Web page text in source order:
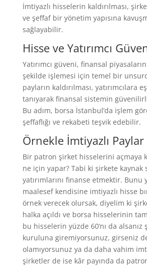
İmtiyazlı hisselerin kaldırılması,
ve şeffaf bir yönetim yapısına
sağlayabilir.
Hisse ve Yatırımcı
Yatırımcı güveni, finansal
şekilde işlemesi için temel bir
payların kaldırılması, yatırımcılara
tanıyarak finansal sistemin
Bu adım, borsa İstanbul’da işlem
şeffaflığı ve rekabeti teşvik edebilir.
Örnekle İmtiyazlı Paylar
Bir patron şirket hisselerini açmaya
ne için yapar? Tabi ki şirkete kaynak
yatırımlarını finanse etmektir. Bunu
maalesef kendisine imtiyazlı hisse
örnek verecek olursak, diyelim ki
halka açıldı ve borsa hisselerinin
bu hisselerin yüzde 60’nı da
kuruluna giremiyorsunuz, girseniz
olamıyorsunuz ya da daha vahim
şirketler de ise kâr payında da